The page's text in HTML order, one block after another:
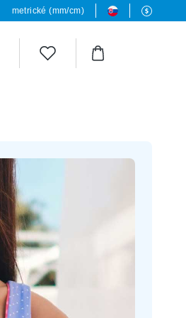
metrické (mm/cm)